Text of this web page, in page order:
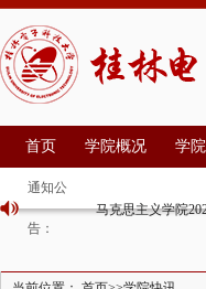
首页 学院概况 学
通知公
告：
马克思主义学院
马克思主义学院